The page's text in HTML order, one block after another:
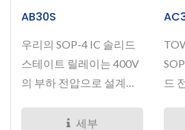
AB30S
우리의 SOP-4 IC 솔리드
스테이트 릴레이는 400V
의 부하 전압으로 설계되
세부
드